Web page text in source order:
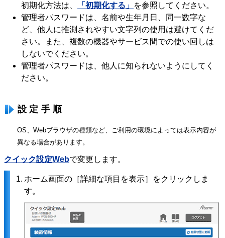
初期化方法は、
「初期化する」 を参照してください。
管理者パスワードは、名前や生年月日、同一数字な
ど、他人に推測されやすい文字列の使用は避けてくだ
さい。また、複数の機器やサービス間での使い回しは
しないでください。
管理者パスワードは、他人に知られないようにしてく
ださい。
設定手順
OS、Webブラウザの種類など、ご利用の環境によっては表示内容が
異なる場合があります。
クイック設定Webで変更します。
1. ホーム画面の［詳細な項目を表示］をクリックしま
す。